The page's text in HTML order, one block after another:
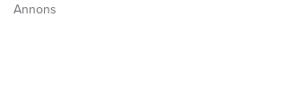
Annons